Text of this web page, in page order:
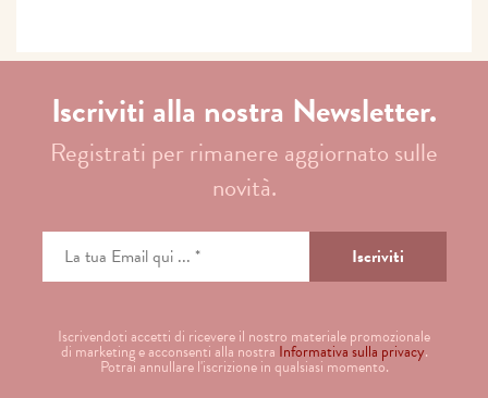
Iscriviti alla nostra Newsletter.
Registrati per rimanere aggiornato sulle
novità.
Iscrivendoti accetti di ricevere il nostro materiale promozionale
di marketing e acconsenti alla nostra Informativa sulla privacy.
Potrai annullare l'iscrizione in qualsiasi momento.